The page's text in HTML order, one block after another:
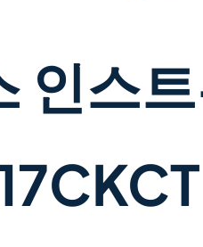
인스